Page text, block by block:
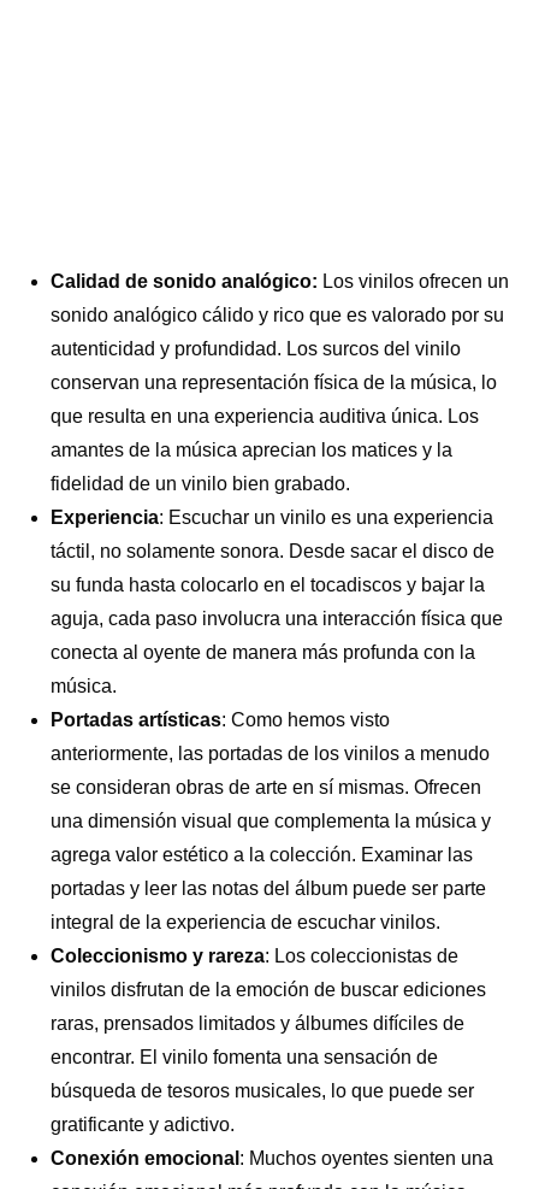
Calidad de sonido analógico: Los vinilos ofrecen un
sonido analógico cálido y rico que es valorado por su
autenticidad y profundidad. Los surcos del vinilo
conservan una representación física de la música, lo
que resulta en una experiencia auditiva única. Los
amantes de la música aprecian los matices y la
fidelidad de un vinilo bien grabado.
Experiencia: Escuchar un vinilo es una experiencia
táctil, no solamente sonora. Desde sacar el disco de
su funda hasta colocarlo en el tocadiscos y bajar la
aguja, cada paso involucra una interacción física que
conecta al oyente de manera más profunda con la
música.
Portadas artísticas: Como hemos visto
anteriormente, las portadas de los vinilos a menudo
se consideran obras de arte en sí mismas. Ofrecen
una dimensión visual que complementa la música y
agrega valor estético a la colección. Examinar las
portadas y leer las notas del álbum puede ser parte
integral de la experiencia de escuchar vinilos.
Coleccionismo y rareza: Los coleccionistas de
vinilos disfrutan de la emoción de buscar ediciones
raras, prensados limitados y álbumes difíciles de
encontrar. El vinilo fomenta una sensación de
búsqueda de tesoros musicales, lo que puede ser
gratificante y adictivo.
Conexión emocional : Muchos oyentes sienten una